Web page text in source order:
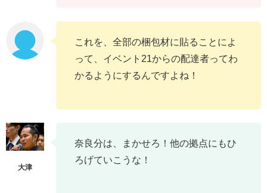
これを、全部の梱包材に貼ることによ
って、イベント21からの配達者ってわ
かるようにするんですよね！
奈良分は、まかせろ！他の拠点にもひ
ろげていこうな！